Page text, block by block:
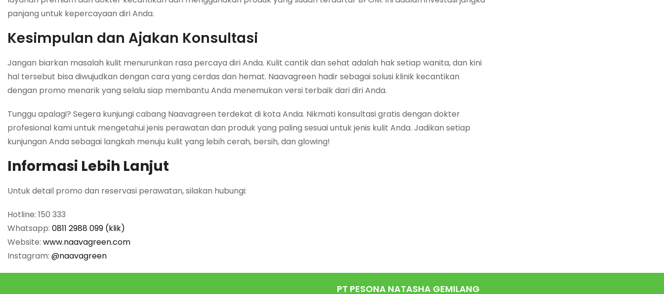
panjang untuk kepercayaan diri Anda.
Kesimpulan dan Ajakan Konsultasi
Jangan biarkan masalah kulit menurunkan rasa percaya diri Anda. Kulit cantik dan sehat adalah hak setiap wanita, dan kini
hal tersebut bisa diwujudkan dengan cara yang cerdas dan hemat. Naavagreen hadir sebagai solusi klinik kecantikan
dengan promo menarik yang selalu siap membantu Anda menemukan versi terbaik dari diri Anda.
Tunggu apalagi? Segera kunjungi cabang Naavagreen terdekat di kota Anda. Nikmati konsultasi gratis dengan dokter
profesional kami untuk mengetahui jenis perawatan dan produk yang paling sesuai untuk jenis kulit Anda. Jadikan setiap
kunjungan Anda sebagai langkah menuju kulit yang lebih cerah, bersih, dan glowing!
Informasi Lebih Lanjut
Untuk detail promo dan reservasi perawatan, silakan hubungi:
Hotline: 150 333
Whatsapp: 0811 2988 099 (klik)
Website: www.naavagreen.com
Instagram: @naavagreen
PT PESONA NATASHA GEMILANG